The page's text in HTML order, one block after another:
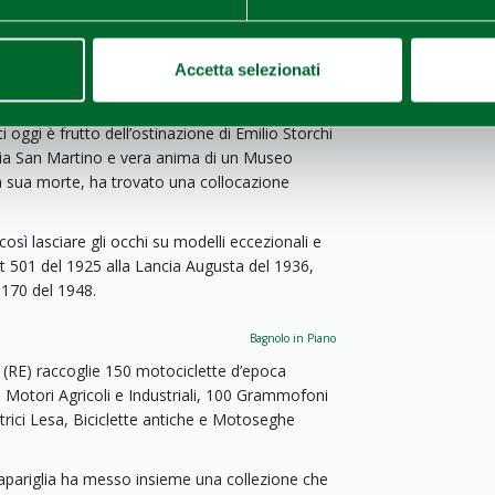
Accetta selezionati
una “Regina d’Africa” – l’autotreno 634
– fa tappa alle porte di San Martino in
è frutto dell’ostinazione di Emilio Storchi
San Martino e vera anima di un Museo
morte, ha trovato una collocazione
lasciare gli occhi su modelli eccezionali e
501 del 1925 alla Lancia Augusta del 1936,
del 1948.
Bagnolo in Piano
raccoglie 150 motociclette d’epoca
Agricoli e Industriali, 100 Grammofoni
Lesa, Biciclette antiche e Motoseghe
ha messo insieme una collezione che